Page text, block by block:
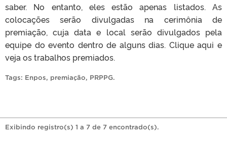
saber. No entanto, eles estão apenas listados. As
colocações serão divulgadas na cerimônia de
premiação, cuja data e local serão divulgados pela
equipe do evento dentro de alguns dias. Clique aqui e
veja os trabalhos premiados.
Tags: Enpos, premiação, PRPPG.
Exibindo registro(s) 1 a 7 de 7 encontrado(s).